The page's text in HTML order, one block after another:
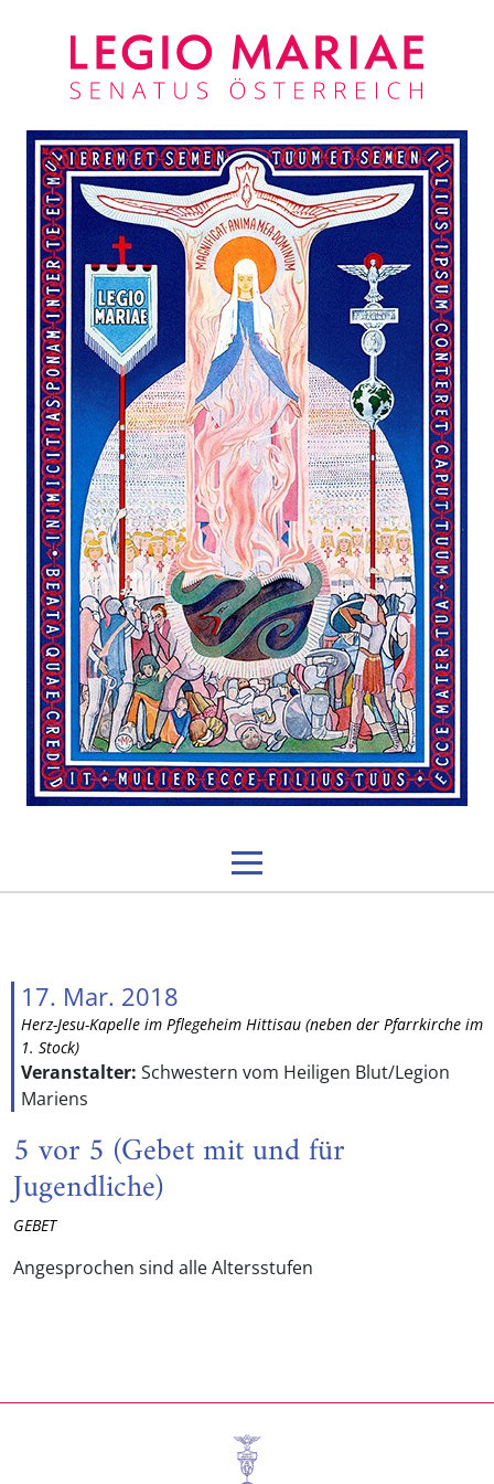
17. Mar. 2018
Herz-Jesu-Kapelle im Pflegeheim Hittisau (neben der Pfarrkirche im
1. Stock)
Veranstalter: Schwestern vom Heiligen Blut/Legion
Mariens
5 vor 5 (Gebet mit und für
Jugendliche)
GEBET
Angesprochen sind alle Altersstufen